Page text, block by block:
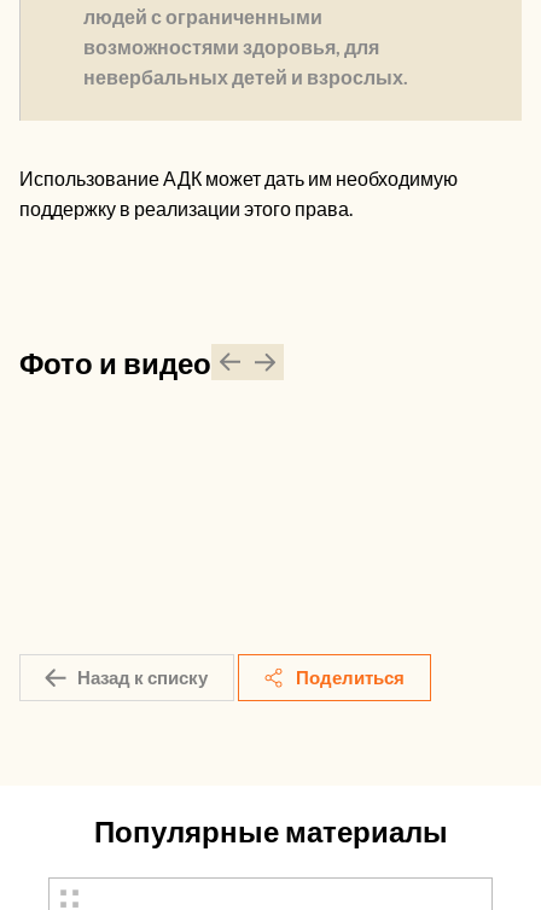
людей с ограниченными
возможностями здоровья, для
невербальных детей и взрослых.
Использование АДК может дать им необходимую
поддержку в реализации этого права.
Фото и видео
Назад к списку Поделиться
Популярные материалы